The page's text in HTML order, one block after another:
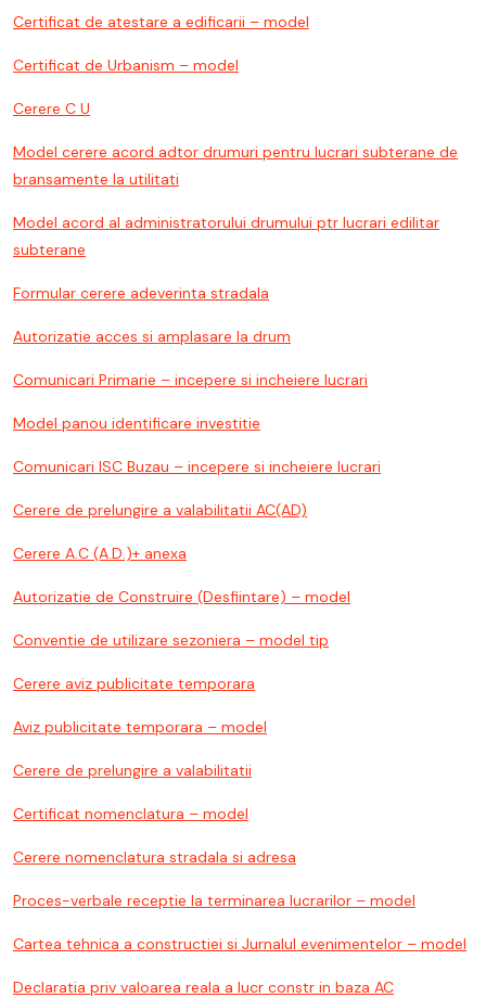
Certificat de atestare a edificarii – model
Certificat de Urbanism – model
Cerere C U
Model cerere acord adtor drumuri pentru lucrari subterane de
bransamente la utilitati
Model acord al administratorului drumului ptr lucrari edilitar
subterane
Formular cerere adeverinta stradala
Autorizatie acces si amplasare la drum
Comunicari Primarie – incepere si incheiere lucrari
Model panou identificare investitie
Comunicari ISC Buzau – incepere si incheiere lucrari
Cerere de prelungire a valabilitatii AC(AD)
Cerere A.C (A.D.)+ anexa
Autorizatie de Construire (Desfiintare) – model
Conventie de utilizare sezoniera – model tip
Cerere aviz publicitate temporara
Aviz publicitate temporara – model
Cerere de prelungire a valabilitatii
Certificat nomenclatura – model
Cerere nomenclatura stradala si adresa
Proces-verbale receptie la terminarea lucrarilor – model
Cartea tehnica a constructiei si Jurnalul evenimentelor – model
Declaratia priv valoarea reala a lucr constr in baza AC